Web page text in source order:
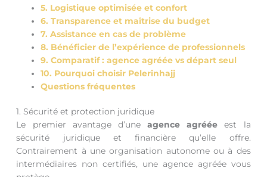
5. Logistique optimisée et confort
6. Transparence et maîtrise du budget
7. Assistance en cas de problème
8. Bénéficier de l’expérience de professionnels
9. Comparatif : agence agréée vs départ seul
10. Pourquoi choisir Pelerinhajj
Questions fréquentes
1. Sécurité et protection juridique
Le premier avantage d’uneagence agréée est la
sécurité juridique et financière qu’elle offre.
Contrairement à une organisation autonome ou à des
intermédiaires non certifiés, une agence agréée vous